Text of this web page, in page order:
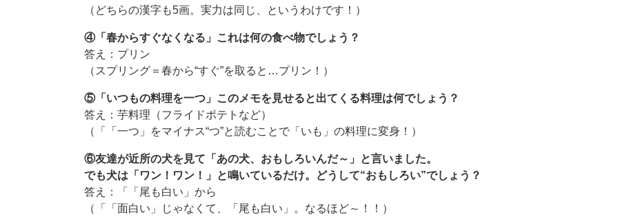
（どちらの漢字も5画。実力は同じ、というわけです！）
④「春からすぐなくなる」これは何の食べ物でしょう？
答え：プリン
（スプリング＝春から“すぐ”を取ると…プリン！）
⑤「いつもの料理を一つ」このメモを見せると出てくる料理は何でしょう？
答え：芋料理（フライドポテトなど）
（「「一つ」をマイナス“つ”と読むことで「いも」の料理に変身！）
⑥友達が近所の犬を見て「あの犬、おもしろいんだ～」と言いました。
でも犬は「ワン！ワン！」と鳴いているだけ。どうして“おもしろい”でしょう？
答え：「「尾も白い」から
（「「面白い」じゃなくて、「尾も白い」。なるほど～！！）